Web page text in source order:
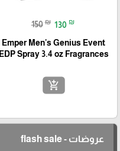
150 ₪ 130 ₪
Emper Men's Genius Event
EDP Spray 3.4 oz Fragrances
add_shopping_cart
عروضات - flash sale